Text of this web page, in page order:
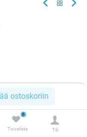
ostoskoriin
0
Toivelista Tili